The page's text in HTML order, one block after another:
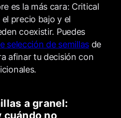
es la más cara: Critical
precio bajo y el
coexistir. Puedes
selección de semillas de
afinar tu decisión con
a granel:
cuándo no